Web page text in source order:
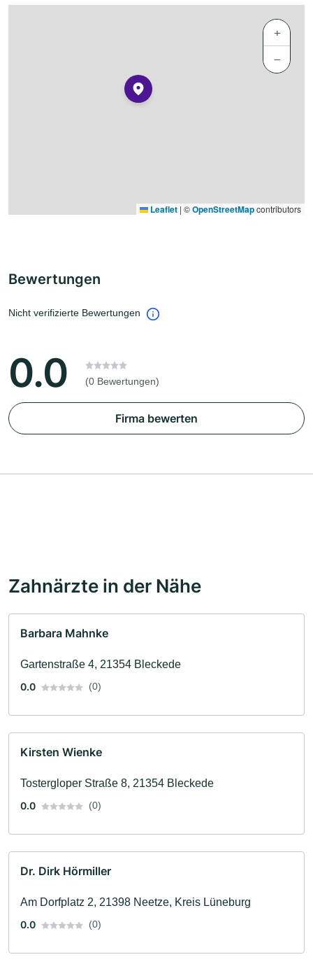
+
−
Leaflet | ©OpenStreetMapcontributors
Bewertungen
Nicht verifizierte Bewertungen
0.0 (0 Bewertungen)
Firma bewerten
Zahnärzte in der Nähe
Barbara Mahnke
Gartenstraße 4, 21354 Bleckede
0.0
(0)
Kirsten Wienke
Tostergloper Straße 8, 21354 Bleckede
0.0
(0)
Dr. Dirk Hörmiller
Am Dorfplatz 2, 21398 Neetze, Kreis Lüneburg
0.0
(0)